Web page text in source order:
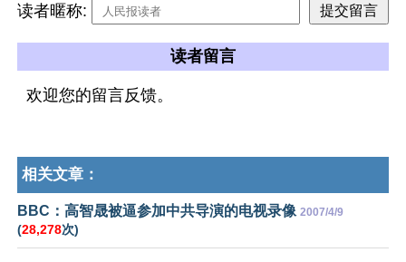
读者暱称:
读者留言
欢迎您的留言反馈。
相关文章：
BBC：高智晟被逼参加中共导演的电视录像 2007/4/9
(28,278次)